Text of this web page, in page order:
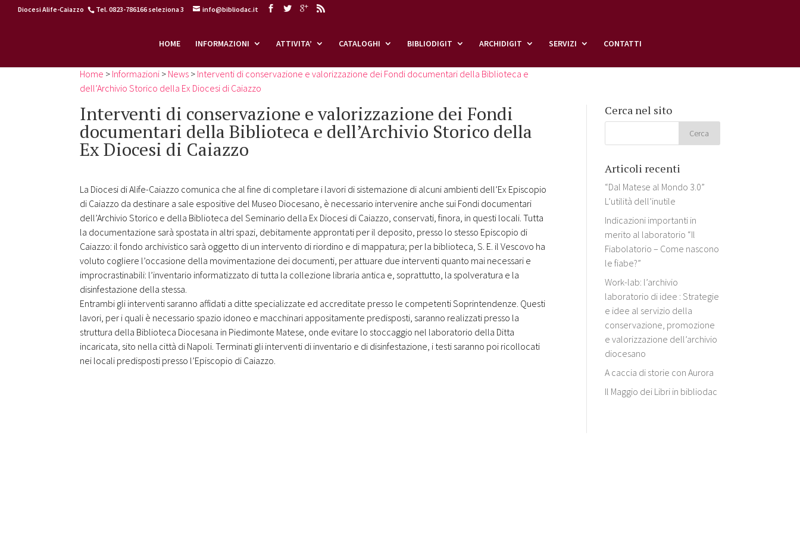
Diocesi Alife-Caiazzo Tel. 0823-786166 seleziona 3 info@bibliodac.it
HOME INFORMAZIONI ATTIVITA’ CATALOGHI BIBLIODIGIT ARCHIDIGIT SERVIZI CONTATTI
Home > Informazioni > News > Interventi di conservazione e valorizzazione dei Fondi documentari della Biblioteca e
dell’Archivio Storico della Ex Diocesi di Caiazzo
Interventi di conservazione e valorizzazione dei Fondi
documentari della Biblioteca e dell’Archivio Storico della
Ex Diocesi di Caiazzo
La Diocesi di Alife-Caiazzo comunica che al fine di completare i lavori di sistemazione di alcuni ambienti dell’Ex Episcopio
di Caiazzo da destinare a sale espositive del Museo Diocesano, è necessario intervenire anche sui Fondi documentari
dell’Archivio Storico e della Biblioteca del Seminario della Ex Diocesi di Caiazzo, conservati, finora, in questi locali. Tutta
la documentazione sarà spostata in altri spazi, debitamente approntati per il deposito, presso lo stesso Episcopio di
Caiazzo: il fondo archivistico sarà oggetto di un intervento di riordino e di mappatura; per la biblioteca, S. E. il Vescovo ha
voluto cogliere l’occasione della movimentazione dei documenti, per attuare due interventi quanto mai necessari e
improcrastinabili: l’inventario informatizzato di tutta la collezione libraria antica e, soprattutto, la spolveratura e la
disinfestazione della stessa.
Entrambi gli interventi saranno affidati a ditte specializzate ed accreditate presso le competenti Soprintendenze. Questi
lavori, per i quali è necessario spazio idoneo e macchinari appositamente predisposti, saranno realizzati presso la
struttura della Biblioteca Diocesana in Piedimonte Matese, onde evitare lo stoccaggio nel laboratorio della Ditta
incaricata, sito nella città di Napoli. Terminati gli interventi di inventario e di disinfestazione, i testi saranno poi ricollocati
nei locali predisposti presso l’Episcopio di Caiazzo.
Cerca nel sito
Articoli recenti
“Dal Matese al Mondo 3.0”
L’utilità dell’inutile
Indicazioni importanti in
merito al laboratorio “Il
Fiabolatorio – Come nascono
le fiabe?”
Work-lab: l’archivio
laboratorio di idee : Strategie
e idee al servizio della
conservazione, promozione
e valorizzazione dell’archivio
diocesano
A caccia di storie con Aurora
Il Maggio dei Libri in bibliodac